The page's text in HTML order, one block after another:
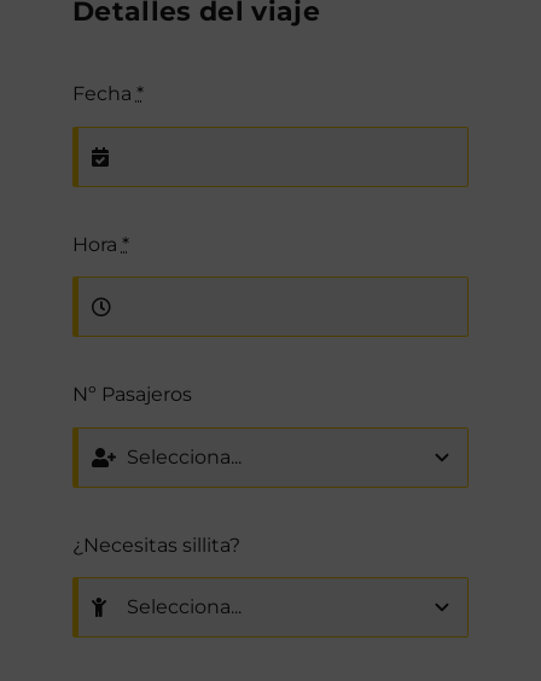
Detalles del viaje
Fecha *
Hora *
Nº Pasajeros
¿Necesitas sillita?